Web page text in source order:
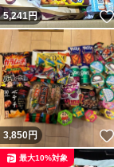
5,241円
3,850円
最大10%対象